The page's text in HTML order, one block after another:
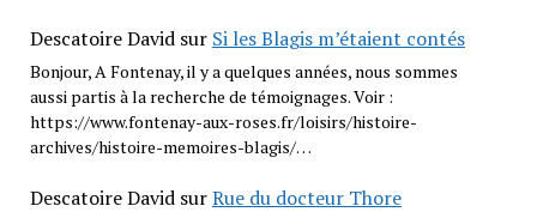
Descatoire Davidsur Si les Blagis m’étaient contés
Bonjour, A Fontenay, il y a quelques années, nous sommes
aussi partis à la recherche de témoignages. Voir :
https://www.fontenay-aux-roses.fr/loisirs/histoire-
archives/histoire-memoires-blagis/…
Descatoire DavidsurRue du docteur Thore